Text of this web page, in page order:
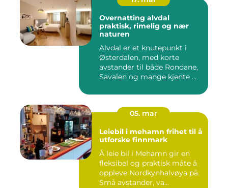
Overnatting alvdal
praktisk, rimelig og nær
naturen
Alvdal er et knutepunkt i
Østerdalen, med korte
avstander til både Rondane,
Savalen og mange kjente ...
05. mar
Leiebil i mehamn frihet til å
utforske finnmark
Å leie bil i Mehamn gir en
fleksibel og praktisk måte å
oppleve Nordkynhalvøya på.
Små avstander, va...